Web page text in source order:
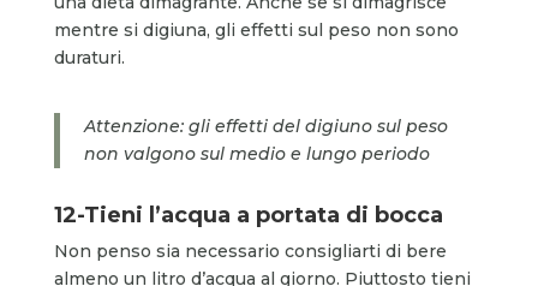
mentre si digiuna, gli effetti sul peso non sono
duraturi.
Attenzione: gli effetti del digiuno sul peso
non valgono sul medio e lungo periodo
12-Tieni l’acqua a portata di bocca
Non penso sia necessario consigliarti di bere
almeno un litro d’acqua al giorno. Piuttosto tieni